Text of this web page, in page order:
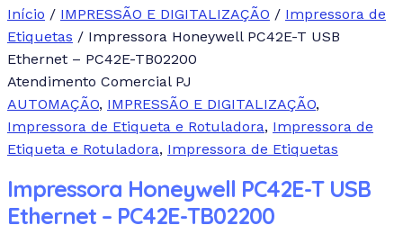
Início / IMPRESSÃO E DIGITALIZAÇÃO / Impressora de
Etiquetas / Impressora Honeywell PC42E-T USB
Ethernet – PC42E-TB02200
Atendimento Comercial PJ
AUTOMAÇÃO, IMPRESSÃO E DIGITALIZAÇÃO,
Impressora de Etiqueta e Rotuladora, Impressora de
Etiqueta e Rotuladora, Impressora de Etiquetas
Impressora Honeywell PC42E-T USB
Ethernet – PC42E-TB02200